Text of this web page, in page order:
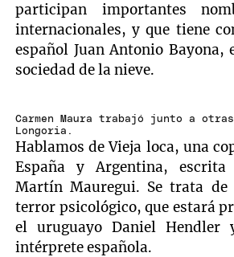
participan importantes
internacionales, y que tiene
español Juan Antonio Bayona,
sociedad de la nieve.
Carmen Maura trabajó junto a
Longoria.
Hablamos de Vieja loca, una
España y Argentina,
Martín Mauregui. Se trata
terror psicológico, que estará
el uruguayo Daniel Hendler
intérprete española.